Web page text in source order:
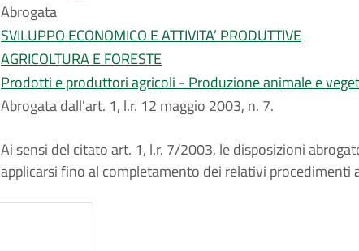
Abrogata
SVILUPPO ECONOMICO E ATTIVITA’ PRODUTTIVE
AGRICOLTURA E FORESTE
Prodotti e produttori agricoli - Produzione animale e
Abrogata dall'art. 1, l.r. 12 maggio 2003, n. 7.
Ai sensi del citato art. 1, l.r. 7/2003, le disposizioni
applicarsi fino al completamento dei relativi procedimenti